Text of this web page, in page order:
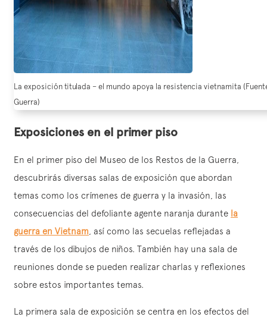
La exposición titulada – el mundo apoya la resistencia vietnamita
Guerra)
Exposiciones en el primer piso
En el primer piso del Museo de los Restos de la Guerra,
descubrirás diversas salas de exposición que abordan
temas como los crímenes de guerra y la invasión, las
consecuencias del defoliante agente naranja durante la
guerra en Vietnam , así como las secuelas reflejadas a
través de los dibujos de niños. También hay una sala de
reuniones donde se pueden realizar charlas y reflexiones
sobre estos importantes temas.
La primera sala de exposición se centra en los efectos del